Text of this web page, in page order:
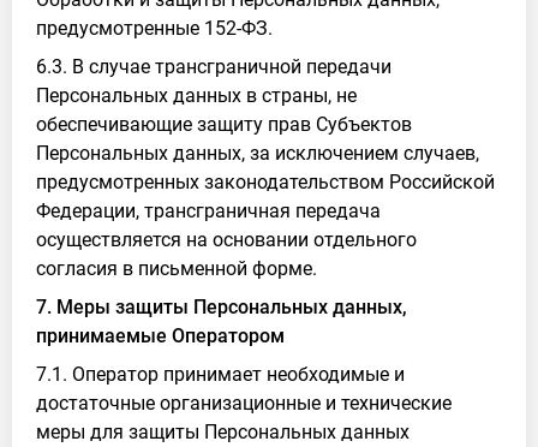
предусмотренные 152-ФЗ.
6.3. В случае трансграничной передачи
Персональных данных в страны, не
обеспечивающие защиту прав Субъектов
Персональных данных, за исключением случаев,
предусмотренных законодательством Российской
Федерации, трансграничная передача
осуществляется на основании отдельного
согласия в письменной форме.
7. Меры защиты Персональных данных,
принимаемые Оператором
7.1. Оператор принимает необходимые и
достаточные организационные и технические
меры для защиты Персональных данных